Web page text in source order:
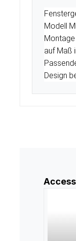
Modell
auf Maß
Design